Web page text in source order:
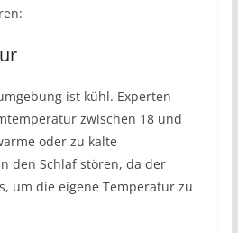
ist kühl. Experten
zwischen 18 und
oder zu kalte
den Schlaf stören, da der
um die eigene Temperatur zu